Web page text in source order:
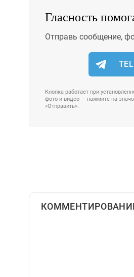
Гласность
Отправь сообщение,
Кнопка работает при
фото и видео — нажмите на
«Отправить».